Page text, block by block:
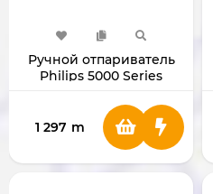
Ручной отпариватель
Philips 5000 Series
1 297 m